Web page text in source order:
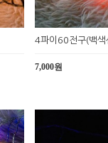
4파이60전구(백
7,000원